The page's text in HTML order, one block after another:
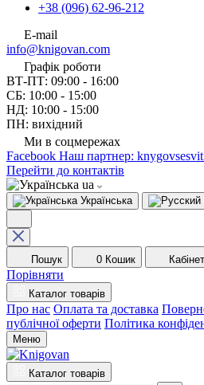
+38 (096) 62-96-212
E-mail
info@knigovan.com
Графік роботи
ВТ-ПТ: 09:00 - 16:00
СБ: 10:00 - 15:00
НД: 10:00 - 15:00
ПН: вихідний
Ми в соцмережах
Facebook Наш партнер:
Перейти до контактів
ua
Українська
Пошук 0 Кошик Кабінет
Порівняти
Каталог товарів
Про нас Оплата та доставка
публічної оферти Політика
Меню
Каталог товарів